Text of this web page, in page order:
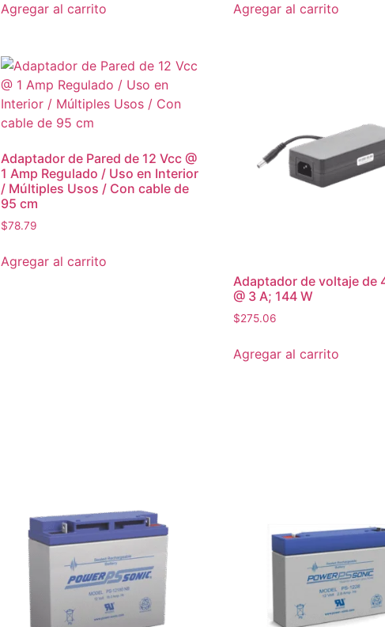
Agregar al carrito Agregar al carrito
Adaptador de Pared de 12 Vcc @
1 Amp Regulado / Uso en Interior
/ Múltiples Usos / Con cable de
95 cm
$78.79
Agregar al carrito
Adaptador de voltaje de
@ 3 A; 144 W
$275.06
Agregar al carrito